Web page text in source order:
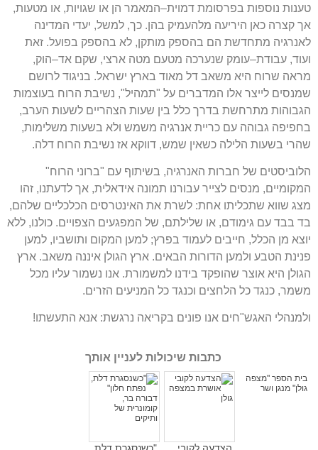
טענות נוספות בפרסומת דמוית–המאמר הן או שגויות, או מטעות,
אך קצרה כאן היריעה מלהעמיק בהן. כך, למשל, יעדי המדינה
לאנרגיה מתחדשת הם בהספק מותקן, לא בהספק בפועל. זאת
ועוד, עבודת–עומק שנערכה מטעם מטה ארצי, שקם אד–הוק,
מראה שרוח היא משאב דל מאוד בארץ ישראל. בניגוד לרושם
שמנסים לייצר אלו המדברים על "תמהיל", נשיבת הרוח בעוצמות
הגבוהות מתרחשת בדרך כלל בין שעות הצהריים לשעות הערב,
בחפיפה גבוהה עם כריית אנרגיה משמש ולא בשעות משלימות,
שהרי בשעות הלילה כשאין שמש, דווקא אז נשיבת הרוח דלה.
הלוביסטים של חברות האנרגיה, בשיתוף עם "ברוני הרוח"
המקומיים, מנסים לצייר עבורנו תמונה אידאלית, אך לדעתנו, זהו
מצג שווא שתכליתו אחת: לשרת את האינטרסים הכלכליים שלהם,
בד בבד עם גימודם, או שלילתם, של המפגעים הצפויים. כולנו, ללא
יוצא מן הכלל, חייבים לעמוד בפרץ; למען המקום ותושביו, למען
פנינת הטבע ולמען הדורות הבאים. ארץ הגולן איננה משאב. ארץ
הגולן היא אוצר שהופקד בידנו למשמורת. אנו נשמור עליו מכל
משמר, כנגד כל הלחצים וכנגד כל המניעים הזרים.
ולמנהלי האגש"חים אנו פונים בקריאה נרגשת: אנא התעשתו!
כתבות שיכולות לעניין אותך
בית הספר "מצפה
גולן" מנגן ושר